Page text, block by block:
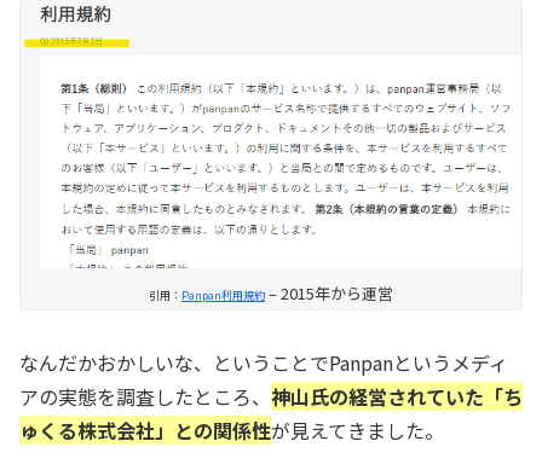
引用： Panpan利用規約 – 2015年から運営
なんだかおかしいな、ということでPanpanというメディ
アの実態を調査したところ、 神山氏の経営されていた「ち
ゅくる株式会社」との関係性が見えてきました。